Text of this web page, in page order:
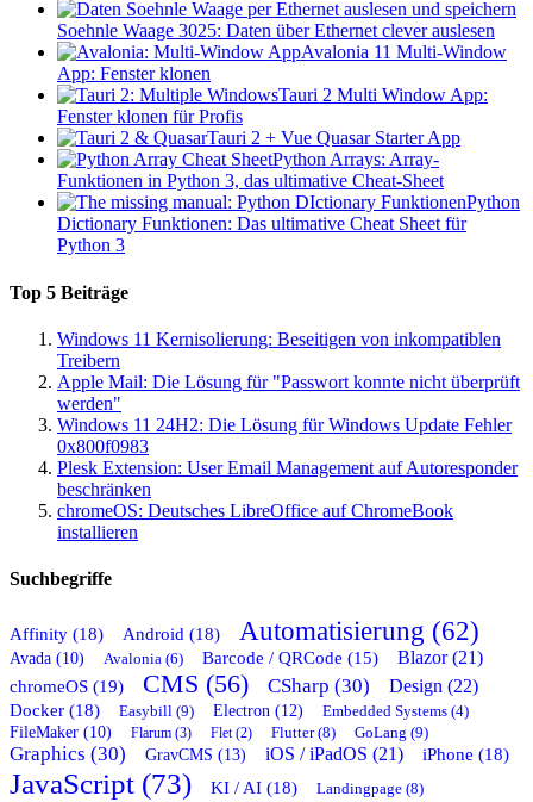
Soehnle Waage 3025: Daten über Ethernet clever auslesen
Avalonia 11 Multi-Window
App: Fenster klonen
Tauri 2 Multi Window App:
Fenster klonen für Profis
Tauri 2 + Vue Quasar Starter App
Python Arrays: Array-
Funktionen in Python 3, das ultimative Cheat-Sheet
Python
Dictionary Funktionen: Das ultimative Cheat Sheet für
Python 3
Top 5 Beiträge
Windows 11 Kernisolierung: Beseitigen von inkompatiblen
Treibern
Apple Mail: Die Lösung für "Passwort konnte nicht überprüft
werden"
Windows 11 24H2: Die Lösung für Windows Update Fehler
0x800f0983
Plesk Extension: User Email Management auf Autoresponder
beschränken
chromeOS: Deutsches LibreOffice auf ChromeBook
installieren
Suchbegriffe
Affinity (18) Android (18) Automatisierung (62)
Avada (10) Avalonia (6) Barcode / QRCode (15)
Blazor (21)
chromeOS (19)
CMS (56) CSharp (30) Design (22)
Docker (18) Easybill (9) Electron (12) Embedded Systems (4)
FileMaker (10) Flarum (3) Flet (2) Flutter (8) GoLang (9)
Graphics (30) GravCMS (13) iOS / iPadOS (21) iPhone (18)
JavaScript (73) KI / AI (18) Landingpage (8)